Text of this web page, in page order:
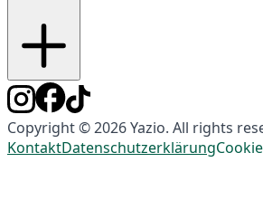
Copyright © 2026 Yazio. All rights
KontaktDatenschutzerklärung